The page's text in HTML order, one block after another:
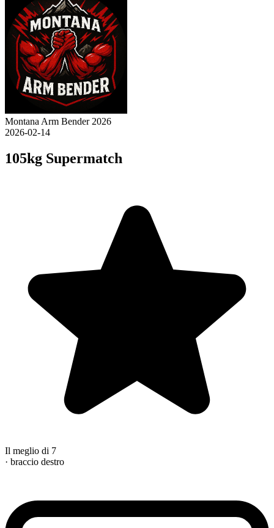
Montana Arm Bender 2026
2026-02-14
105kg Supermatch
Il meglio di 7
· braccio destro